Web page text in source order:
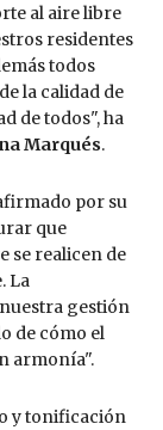
al aire libre
residentes
todos
la calidad de
de todos", ha
Marqués.
por su
que
se realicen de
La
gestión
de cómo el
armonía".
y tonificación